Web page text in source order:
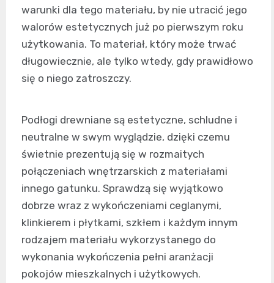
warunki dla tego materiału, by nie utracić jego
walorów estetycznych już po pierwszym roku
użytkowania. To materiał, który może trwać
długowiecznie, ale tylko wtedy, gdy prawidłowo
się o niego zatroszczy.
Podłogi drewniane są estetyczne, schludne i
neutralne w swym wyglądzie, dzięki czemu
świetnie prezentują się w rozmaitych
połączeniach wnętrzarskich z materiałami
innego gatunku. Sprawdzą się wyjątkowo
dobrze wraz z wykończeniami ceglanymi,
klinkierem i płytkami, szkłem i każdym innym
rodzajem materiału wykorzystanego do
wykonania wykończenia pełni aranżacji
pokojów mieszkalnych i użytkowych.